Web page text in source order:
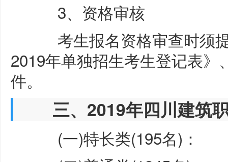
3、资格审核
考生报名资格审查时须
2019年单独招生考生登记表
件。
三、2019年四川建筑职
(一)特长类(195名)：